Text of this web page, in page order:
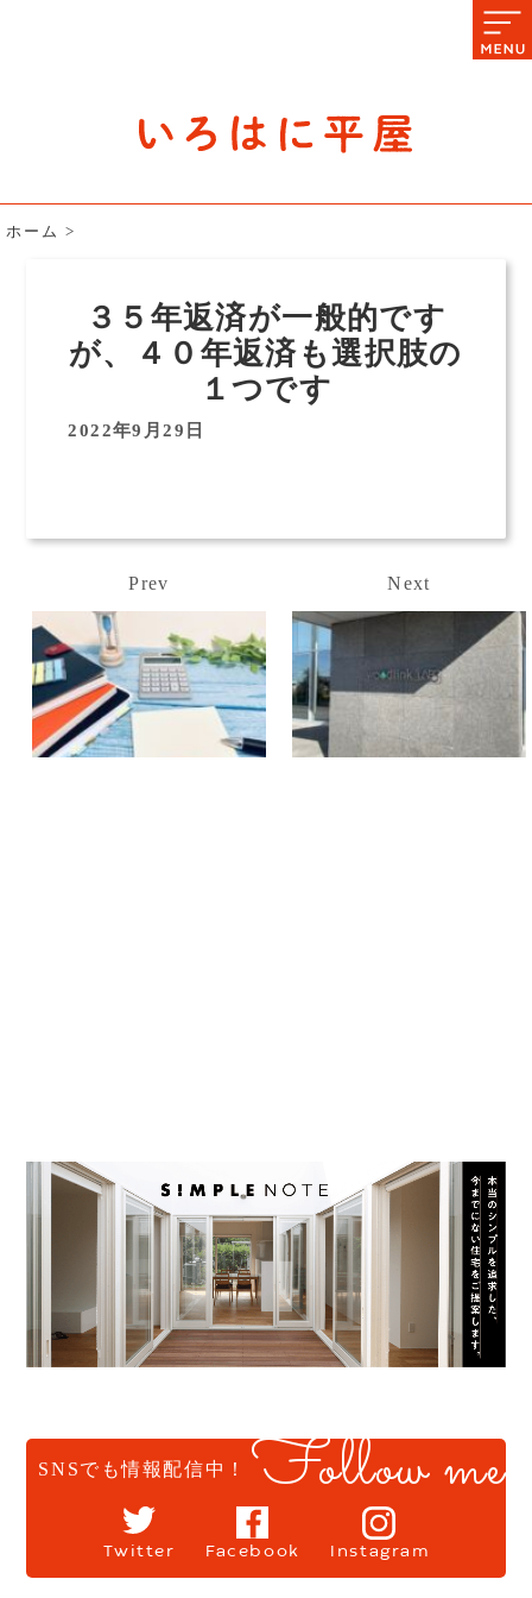
ホーム >
３５年返済が一般的です
が、４０年返済も選択肢の
１つです
2022年9月29日
Prev Next
SNSでも情報配信中！ Follow me
Twitter Facebook Instagram